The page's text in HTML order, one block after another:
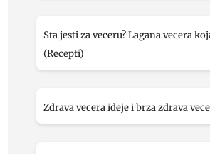
Sta jesti za veceru? Lagana vecera
(Recepti)
Zdrava vecera ideje i brza zdrava